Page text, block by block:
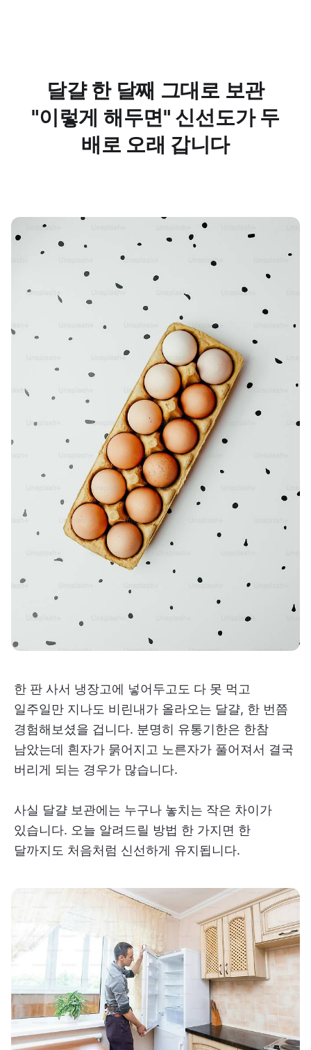
달걀 한 달째 그대로 보관
"이렇게 해두면" 신선도가 두
배로 오래 갑니다
한 판 사서 냉장고에 넣어두고도 다 못 먹고
일주일만 지나도 비린내가 올라오는 달걀, 한 번쯤
경험해보셨을 겁니다. 분명히 유통기한은 한참
남았는데 흰자가 묽어지고 노른자가 풀어져서 결국
버리게 되는 경우가 많습니다.
사실 달걀 보관에는 누구나 놓치는 작은 차이가
있습니다. 오늘 알려드릴 방법 한 가지면 한
달까지도 처음처럼 신선하게 유지됩니다.